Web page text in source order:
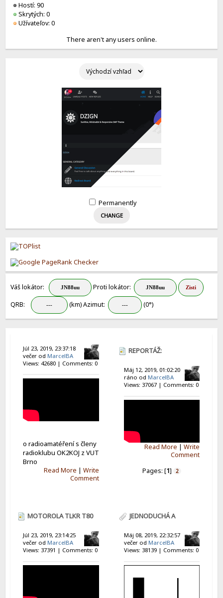
Hostí: 90
Skrytých: 0
Užívateľov: 0
There aren't any users online.
Permanently
Váš lokátor: Proti lokátor:
QRB: (km) Azimut: (0°)
Júl 23, 2019, 23:37:18
večer od MarcelBA
Views: 42680 | Comments: 0
o radioamatéření s členy
radioklubu OK2KOJ z VUT
Brno
Read More |Write
Comment
REPORTÁŽ:
RADIOAMATÉŘI
Máj 12, 2019, 01:02:20
ráno od MarcelBA
Views: 37067 | Comments: 0
Read More |Write
Comment
Pages: [1] 2
MOTOROLA TLKR T80
EXTREME
Júl 23, 2019, 23:14:25
večer od MarcelBA
Views: 37391 | Comments: 0
JEDNODUCHÁ A
ZISKOVÁ KOLINEÁRNÍ
ANTÉNA
Máj 08, 2019, 22:32:57
večer od MarcelBA
Views: 38139 | Comments: 0